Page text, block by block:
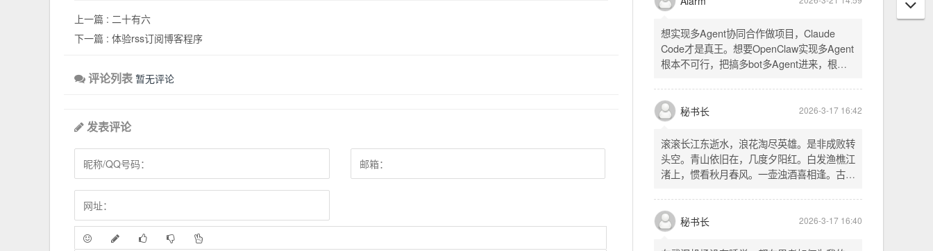
上一篇 : 二十有六
下一篇 : 体验rss订阅博客程序
评论列表 暂无评论
发表评论
想实现多Agent协同合作做项目，Claude
Code才是真王。想要OpenClaw实现多Agent
根本不可行，把搞多bot多Agent进来，根本
秘书长 2026-3-17 16:42
滚滚长江东逝水，浪花淘尽英雄。是非成败转
头空。青山依旧在，几度夕阳红。白发渔樵江
渚上，惯看秋月春风。一壶浊酒喜相逢。古今
的开篇词，气势磅礴，感慨历史兴衰、人生短
暂。晚饭时在墙上看到这句诗，让人感慨万
千。历史长河滚滚向前，多少英雄豪杰都随江
秘书长 2026-3-17 16:40